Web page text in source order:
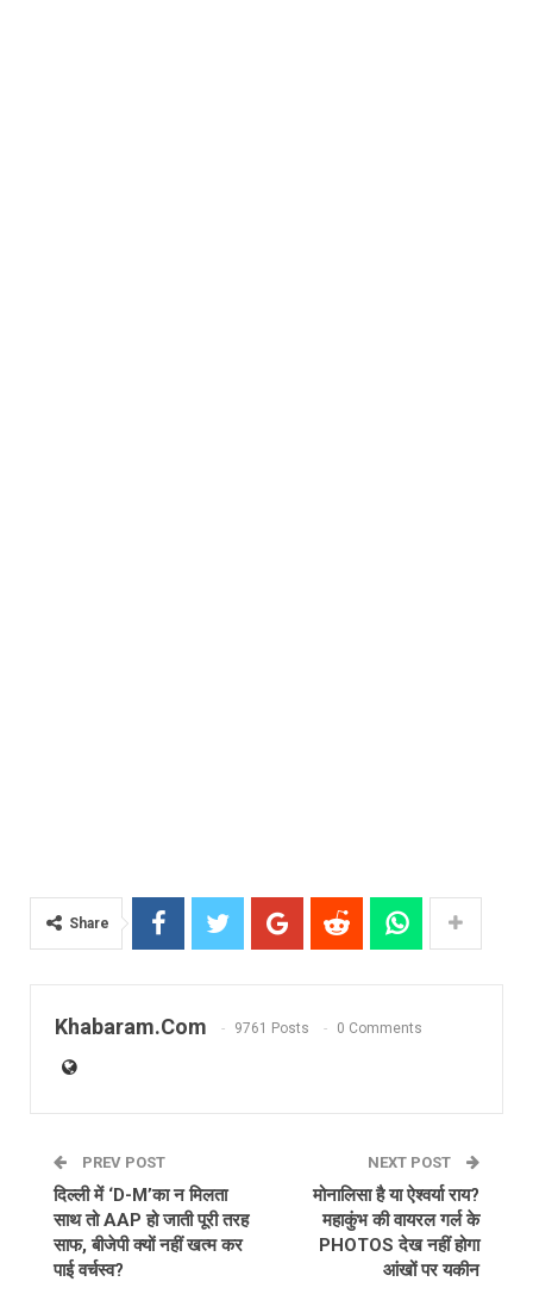
Share
Khabaram.Com 9761 Posts 0 Comments
PREV POST
दिल्ली में ‘D-M’का न मिलता
साथ तो AAP हो जाती पूरी तरह
साफ, बीजेपी क्यों नहीं खत्म कर
पाई वर्चस्व?
NEXT POST
मोनालिसा है या ऐश्वर्या राय?
महाकुंभ की वायरल गर्ल के
PHOTOS देख नहीं होगा
आंखों पर यकीन